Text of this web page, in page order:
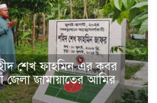
শেখ ফাহমিন এর কবর
জামায়াতের আমির